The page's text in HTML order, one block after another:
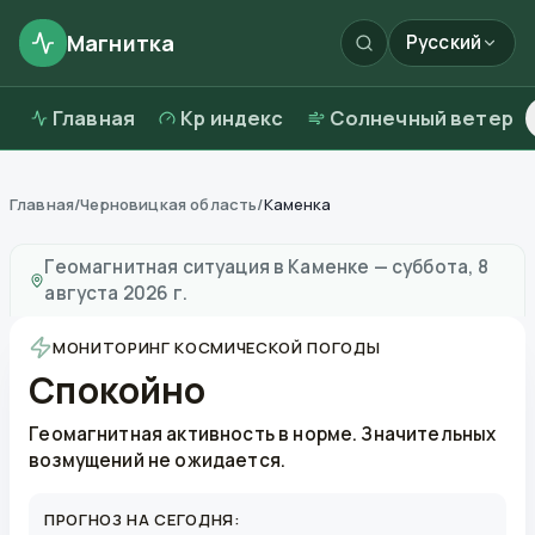
Магнитка Русский
Главная Kp индекс Солнечный ветер
Главная/Черновицкая область/Каменка
Геомагнитная ситуация в Каменке — суббота, 8
августа 2026 г.
МОНИТОРИНГ КОСМИЧЕСКОЙ ПОГОДЫ
Спокойно
Геомагнитная активность в норме. Значительных
возмущений не ожидается.
ПРОГНОЗ НА СЕГОДНЯ: